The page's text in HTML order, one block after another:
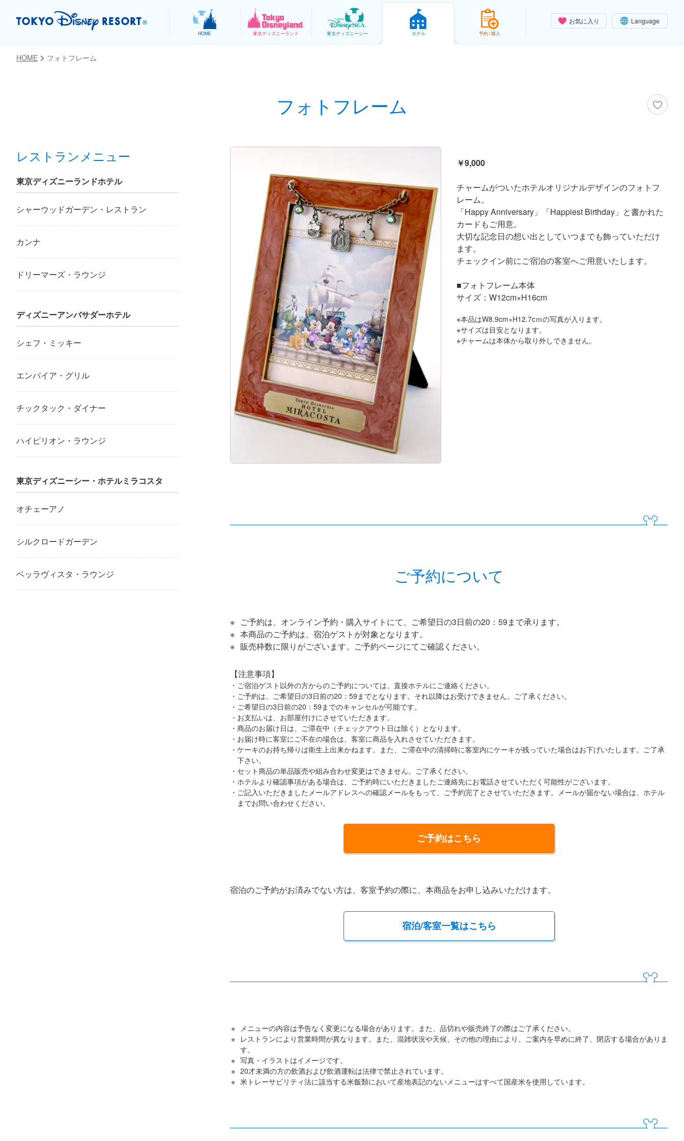
お気に入り Language
HOME 東京ディズニーランド 東京ディズニーシー ホテル 予約 / 購入
HOME フォトフレーム
フォトフレーム
￥9,000
チャームがついたホテルオリジナルデザインのフォトフ
レーム。
「Happy Anniversary」「Happiest Birthday」と書かれた
カードもご用意。
大切な記念日の想い出としていつまでも飾っていただけ
ます。
チェックイン前にご宿泊の客室へご用意いたします。
■フォトフレーム本体
サイズ：W12cm×H16cm
※本品はW8.9cm×H12.7cｍの写真が入ります。
※サイズは目安となります。
※チャームは本体から取り外しできません。
ご予約について
ご予約は、オンライン予約・購入サイトにて、ご希望日の3日前の20：59まで承ります。
本商品のご予約は、宿泊ゲストが対象となります。
販売枠数に限りがございます。ご予約ページにてご確認ください。
【注意事項】
ご宿泊ゲスト以外の方からのご予約については、直接ホテルにご連絡ください。
ご予約は、ご希望日の3日前の20：59までとなります。それ以降はお受けできません。ご了承ください。
ご希望日の3日前の20：59までのキャンセルが可能です。
お支払いは、お部屋付けにさせていただきます。
商品のお届け日は、ご滞在中（チェックアウト日は除く）となります。
お届け時に客室にご不在の場合は、客室に商品を入れさせていただきます。
ケーキのお持ち帰りは衛生上出来かねます。また、ご滞在中の清掃時に客室内にケーキが残っていた場合はお下げいたします。ご了承
下さい。
セット商品の単品販売や組み合わせ変更はできません。ご了承ください。
ホテルより確認事項がある場合は、ご予約時にいただきましたご連絡先にお電話させていただく可能性がございます。
ご記入いただきましたメールアドレスへの確認メールをもって、ご予約完了とさせていただきます。メールが届かない場合は、ホテル
までお問い合わせください。
ご予約はこちら
宿泊のご予約がお済みでない方は、客室予約の際に、本商品をお申し込みいただけます。
宿泊/客室一覧はこちら
メニューの内容は予告なく変更になる場合があります。また、品切れや販売終了の際はご了承ください。
レストランにより営業時間が異なります。また、混雑状況や天候、その他の理由により、ご案内を早めに終了、閉店する場合がありま
す。
写真・イラストはイメージです。
20才未満の方の飲酒および飲酒運転は法律で禁止されています。
米トレーサビリティ法に該当する米飯類において産地表記のないメニューはすべて国産米を使用しています。
レストランメニュー
東京ディズニーランドホテル
シャーウッドガーデン・レストラン
カンナ
ドリーマーズ・ラウンジ
ディズニーアンバサダーホテル
シェフ・ミッキー
エンパイア・グリル
チックタック・ダイナー
ハイピリオン・ラウンジ
東京ディズニーシー・ホテルミラコスタ
オチェーアノ
シルクロードガーデン
ベッラヴィスタ・ラウンジ